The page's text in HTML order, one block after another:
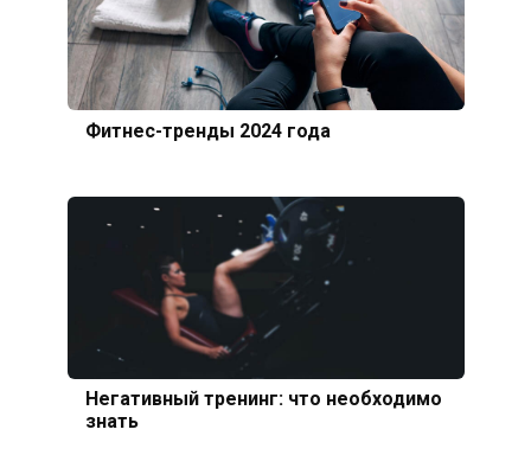
Фитнес-тренды 2024 года
Негативный тренинг: что необходимо
знать